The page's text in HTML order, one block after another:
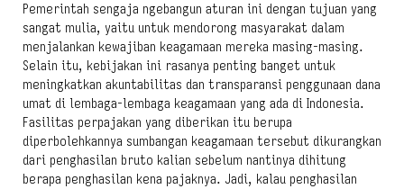
Pemerintah sengaja ngebangun aturan ini dengan tujuan yang
sangat mulia, yaitu untuk mendorong masyarakat dalam
menjalankan kewajiban keagamaan mereka masing-masing.
Selain itu, kebijakan ini rasanya penting banget untuk
meningkatkan akuntabilitas dan transparansi penggunaan dana
umat di lembaga-lembaga keagamaan yang ada di Indonesia.
Fasilitas perpajakan yang diberikan itu berupa
diperbolehkannya sumbangan keagamaan tersebut dikurangkan
dari penghasilan bruto kalian sebelum nantinya dihitung
berapa penghasilan kena pajaknya. Jadi, kalau penghasilan